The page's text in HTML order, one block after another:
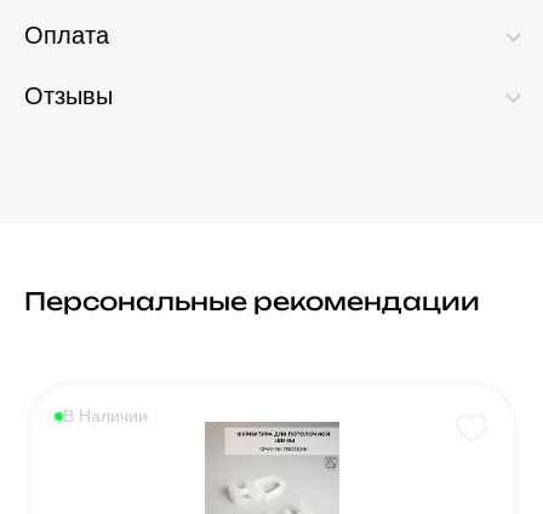
Оплата
Отзывы
Персональные рекомендации
В Наличии